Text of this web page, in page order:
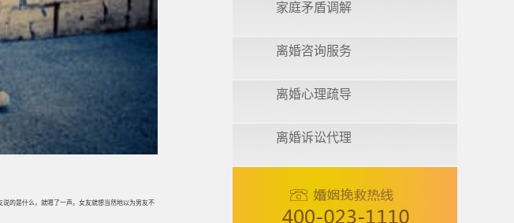
的是什么，就嗯了一声。女友就想当然地以为男友不
家庭矛盾调解
离婚咨询服务
离婚心理疏导
离婚诉讼代理